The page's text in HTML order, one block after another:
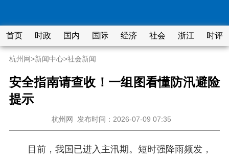
首页 时政 国内 国际 经济 社会 浙江 时评
杭州网>新闻中心>社会新闻
安全指南请查收！一组图看懂防汛避险
提示
杭州网 发布时间：2026-07-09 07:35
目前，我国已进入主汛期。短时强降雨频发，